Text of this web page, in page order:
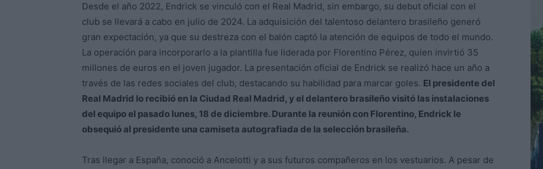
Desde el año 2022, Endrick se vinculó con el Real Madrid, sin embargo, su debut oficial con el
club se llevará a cabo en julio de 2024. La adquisición del talentoso delantero brasileño generó
gran expectación, ya que su destreza con el balón captó la atención de equipos de todo el mundo.
La operación para incorporarlo a la plantilla fue liderada por Florentino Pérez, quien invirtió 35
millones de euros en el joven jugador. La presentación oficial de Endrick se realizó hace un año a
través de las redes sociales del club, destacando su habilidad para marcar goles. El presidente del
Real Madrid lo recibió en la Ciudad Real Madrid, y el delantero brasileño visitó las instalaciones
del equipo el pasado lunes, 18 de diciembre. Durante la reunión con Florentino, Endrick le
obsequió al presidente una camiseta autografiada de la selección brasileña.
Tras llegar a España, conoció a Ancelotti y a sus futuros compañeros en los vestuarios. A pesar de